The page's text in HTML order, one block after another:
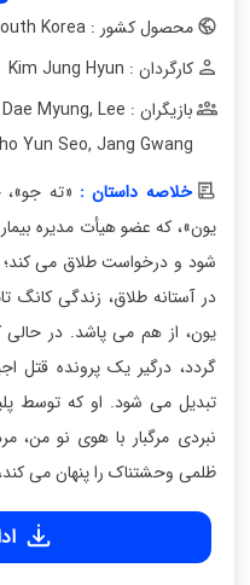
محصول کشور : South Korea
کارگردان : Kim Jung Hyun
بازیگران : Namkoong Min
Myung, Lee
Yun Seo, Jang Gwang
خلاصه داستان : «ته
یون»، که عضو هیأت مدیره
شود و درخواست طلاق می
در آستانه طلاق، زندگی
یون، از هم می پاشد. در
گردد، درگیر یک پرونده
تبدیل می شود. او که توسط
نبردی مرگبار با هوی نو من،
ظلمی وحشتناک را پنهان می